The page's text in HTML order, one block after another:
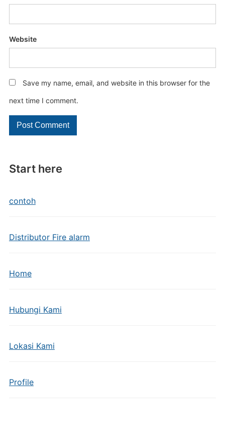
Start here
contoh
Distributor Fire alarm
Home
Hubungi Kami
Lokasi Kami
Profile
Website
Save my name, email, and website in this browser for the
next time I comment.